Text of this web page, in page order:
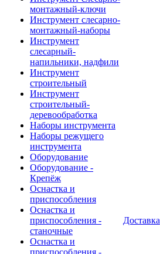
монтажный-ключи
Инструмент слесарно-
монтажный-наборы
Инструмент
слесарный-
напильники, надфили
Инструмент
строительный
Инструмент
строительный-
деревообработка
Наборы инструмента
Наборы режущего
инструмента
Оборудование
Оборудование -
Крепёж
Оснастка и
приспособления
Оснастка и
приспособления -
станочные
Оснастка и
приспособления -
Доставка